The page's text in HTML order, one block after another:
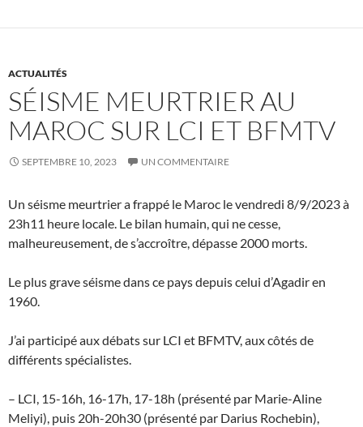
ACTUALITÉS
SÉISME MEURTRIER AU
MAROC SUR LCI ET BFMTV
SEPTEMBRE 10, 2023 UN COMMENTAIRE
Un séisme meurtrier a frappé le Maroc le vendredi 8/9/2023 à
23h11 heure locale. Le bilan humain, qui ne cesse,
malheureusement, de s’accroître, dépasse 2000 morts.
Le plus grave séisme dans ce pays depuis celui d’Agadir en
1960.
J’ai participé aux débats sur LCI et BFMTV, aux côtés de
différents spécialistes.
– LCI, 15-16h, 16-17h, 17-18h (présenté par Marie-Aline
Meliyi), puis 20h-20h30 (présenté par Darius Rochebin),